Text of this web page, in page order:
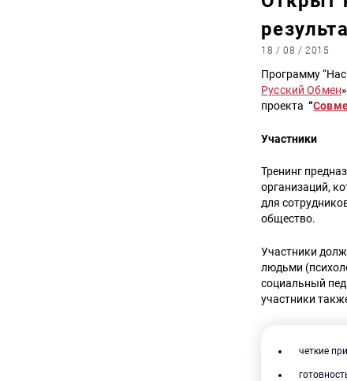
18 / 08 / 2015
Программу
Русский Обмен
проекта “
Участники
Тренинг
организаций,
для
общество.
Участники
людьми
социальный
участники
четкие